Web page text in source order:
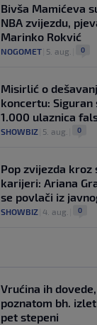
Bivša Mamićeva
NBA zvijezdu,
Marinko Rokvić
NOGOMET 5. aug. 0
Misirlić o
koncertu: Siguran
1.000 ulaznica
SHOWBIZ 5. aug. 0
Pop zvijezda kroz
karijeri: Ariana
se povlači iz
SHOWBIZ 4. aug. 0
Vrućina ih
poznatom bh.
pet stepeni